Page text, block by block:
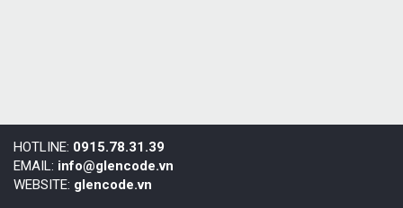
HOTLINE: 0915.78.31.39
EMAIL: info@glencode.vn
WEBSITE: glencode.vn